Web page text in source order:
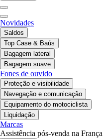
Novidades
Saldos
Top Case & Baús
Bagagem lateral
Bagagem suave
Fones de ouvido
Proteção e visibilidade
Navegação e comunicação
Equipamento do motociclista
Liquidação
Marcas
Assistência pós-venda na França